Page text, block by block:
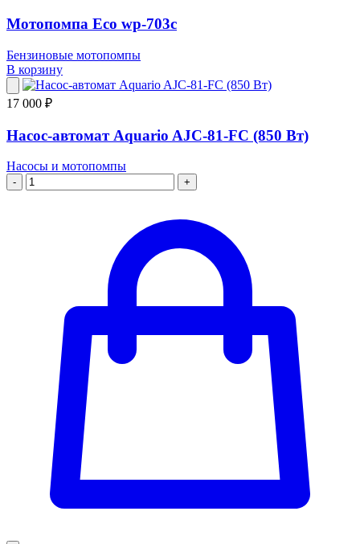
Мотопомпа Eco wp-703c
Бензиновые мотопомпы
В корзину
17 000 ₽
Насос-автомат Aquario AJC-81-FС (850 Вт)
Насосы и мотопомпы
- +